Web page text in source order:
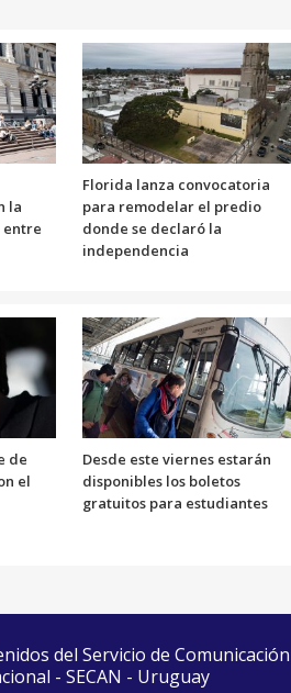
la
Florida lanza convocatoria
para remodelar el predio
donde se declaró la
independencia
de
el
Desde este viernes estarán
disponibles los boletos
gratuitos para estudiantes
del Servicio de Comunicación
- SECAN - Uruguay